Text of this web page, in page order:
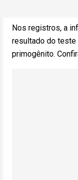
Nos registros, a
resultado do teste
primogênito.